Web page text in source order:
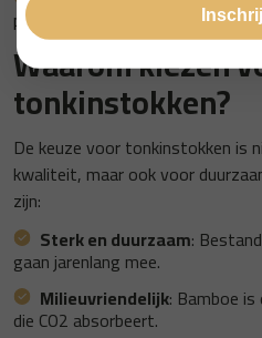
pergola’s, schuttingen of zelfs
Waarom kiezen
tonkinstokken?
De keuze voor tonkinstokken is
kwaliteit, maar ook voor
zijn:
Sterk en duurzaam:
gaan jarenlang mee.
Milieuvriendelijk: Bamboe
die CO2 absorbeert.